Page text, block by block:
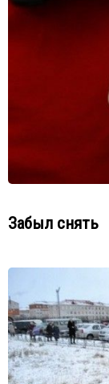
Забыл снять